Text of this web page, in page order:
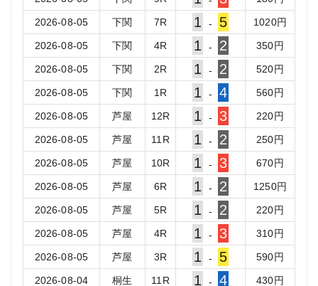
2026-08-05 下関 7R 1 - 5 1020円
2026-08-05 下関 4R 1 - 2 350円
2026-08-05 下関 2R 1 - 2 520円
2026-08-05 下関 1 R 1 - 4 560円
2026-08-05 芦屋 12R 1 - 3 220円
2026-08-05 芦屋 11 R 1 - 2 250円
2026-08-05 芦屋 10R 1 - 3 670円
2026-08-05 芦屋 6R 1 - 2 1250円
2026-08-05 芦屋 5R 1 - 2 220円
2026-08-05 芦屋 4R 1 - 3 310円
2026-08-05 芦屋 3R 1 - 5 590円
2026-08-04 桐生 11 R 1 - 4 430円